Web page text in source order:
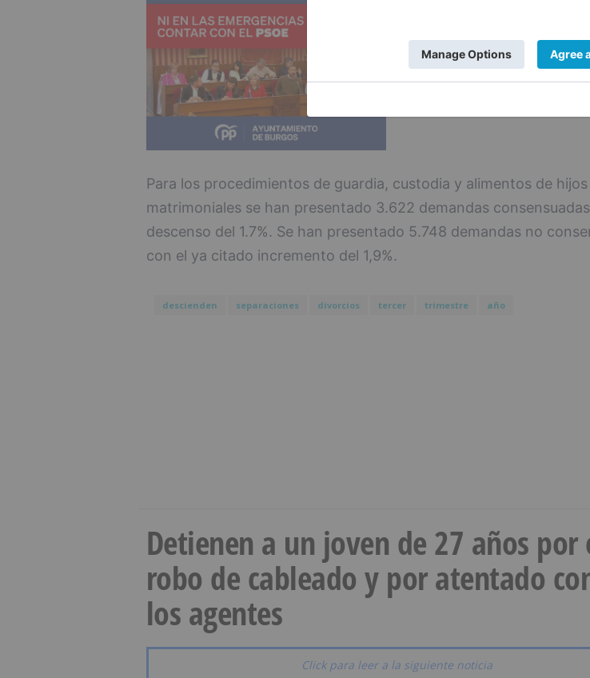
Para los procedimientos de guardia, custodia y alimentos de
matrimoniales se han presentado 3.622 demandas
descenso del 1.7%. Se han presentado 5.748 demandas no
con el ya citado incremento del 1,9%.
descienden separaciones divorcios tercer trimestre año
Detienen a un joven de 27 años por
robo de cableado y por atentado
los agentes
Click para leer a la siguiente noticia